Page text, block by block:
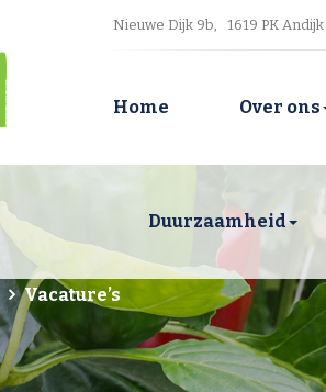
Nieuwe Dijk 9b, 1619 PK Andijk
Home Over ons
Duurzaamheid
Vacature’s